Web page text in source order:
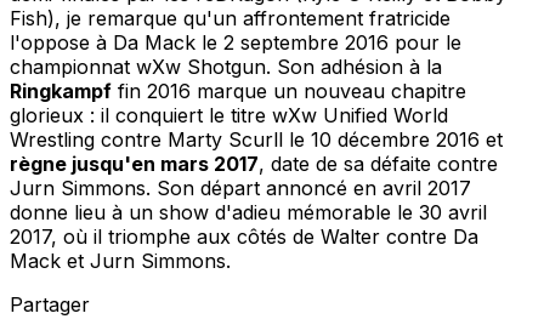
Fish), je remarque qu'un affrontement fratricide
l'oppose à Da Mack le 2 septembre 2016 pour le
championnat wXw Shotgun. Son adhésion à la
Ringkampf fin 2016 marque un nouveau chapitre
glorieux : il conquiert le titre wXw Unified World
Wrestling contre Marty Scurll le 10 décembre 2016 et
règne jusqu'en mars 2017, date de sa défaite contre
Jurn Simmons. Son départ annoncé en avril 2017
donne lieu à un show d'adieu mémorable le 30 avril
2017, où il triomphe aux côtés de Walter contre Da
Mack et Jurn Simmons.
Partager